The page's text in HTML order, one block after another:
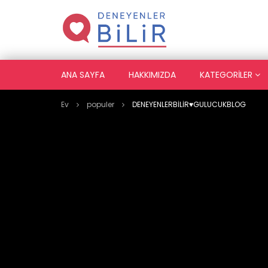
ANA SAYFA HAKKIMIZDA KATEGORILER
Ev populer DENEYENLERBİLİR♥️GULUCUKBLOG